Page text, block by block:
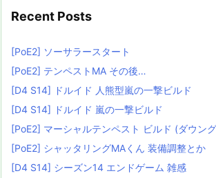
Recent Posts
[PoE2] ソーサラースタート
[PoE2] テンペストMA その後…
[D4 S14] ドルイド 人熊型嵐の一撃ビルド
[D4 S14] ドルイド 嵐の一撃ビルド
[PoE2] マーシャルテンペスト ビルド (ダウン
[PoE2] シャッタリングMAくん 装備調整とか
[D4 S14] シーズン14 エンドゲーム 雑感